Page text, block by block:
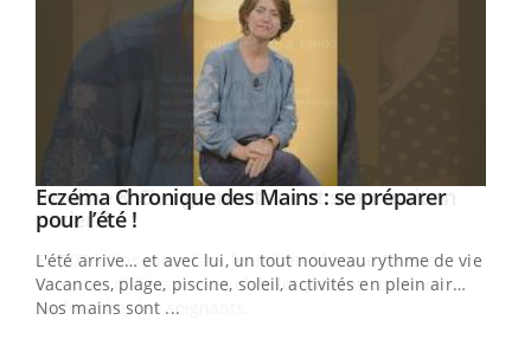
Youtube
Eczéma Chronique des Mains : se préparer
pour l’été !Youtube
L'été arrive… et avec lui, un tout nouveau rythme de vie !
Vacances, plage, piscine, soleil, activités en plein air…
Nos mains sont ...